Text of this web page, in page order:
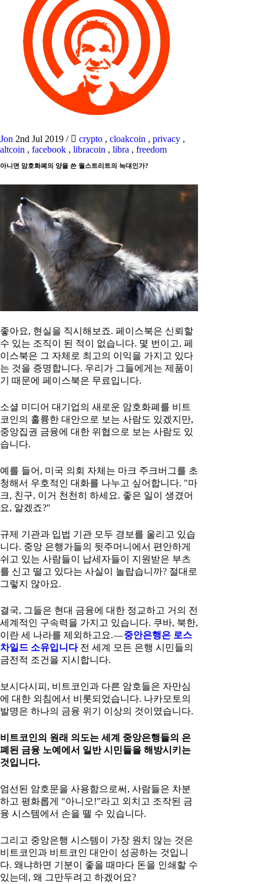
Jon 2nd Jul 2019 / crypto , cloakcoin , privacy ,
altcoin , facebook , libracoin , libra , freedom
아니면 암호화폐의 양을 쓴 월스트리트의 늑대인가?
좋아요, 현실을 직시해보죠. 페이스북은 신뢰할
수 있는 조직이 된 적이 없습니다. 몇 번이고, 페
이스북은 그 자체로 최고의 이익을 가지고 있다
는 것을 증명합니다. 우리가 그들에게는 제품이
기 때문에 페이스북은 무료입니다.
소셜 미디어 대기업의 새로운 암호화폐를 비트
코인의 훌륭한 대안으로 보는 사람도 있겠지만,
중앙집권 금융에 대한 위협으로 보는 사람도 있
습니다.
예를 들어, 미국 의회 자체는 마크 주크버그를 초
청해서 우호적인 대화를 나누고 싶어합니다. "마
크, 친구, 이거 천천히 하세요. 좋은 일이 생겼어
요, 알겠죠?"
규제 기관과 입법 기관 모두 경보를 울리고 있습
니다. 중앙 은행가들의 뒷주머니에서 편안하게
쉬고 있는 사람들이 납세자들이 지원받은 부츠
를 신고 떨고 있다는 사실이 놀랍습니까? 절대로
그렇지 않아요.
결국, 그들은 현대 금융에 대한 정교하고 거의 전
세계적인 구속력을 가지고 있습니다. 쿠바, 북한,
이란 세 나라를 제외하고요. —중안은행은 로스
차일드 소유입니다전 세계 모든 은행 시민들의
금전적 조건을 지시합니다.
보시다시피, 비트코인과 다른 암호들은 자만심
에 대한 외침에서 비롯되었습니다. 나카모토의
발명은 하나의 금융 위기 이상의 것이였습니다.
비트코인의 원래 의도는 세계 중앙은행들의 은
폐된 금융 노예에서 일반 시민들을 해방시키는
것입니다.
엄선된 암호문을 사용함으로써, 사람들은 차분
하고 평화롭게 "아니오!"라고 외치고 조작된 금
융 시스템에서 손을 뗄 수 있습니다.
그리고 중앙은행 시스템이 가장 원치 않는 것은
비트코인과 비트코인 대안이 성공하는 것입니
다. 왜냐하면 기분이 좋을 때마다 돈을 인쇄할 수
있는데, 왜 그만두려고 하겠어요?